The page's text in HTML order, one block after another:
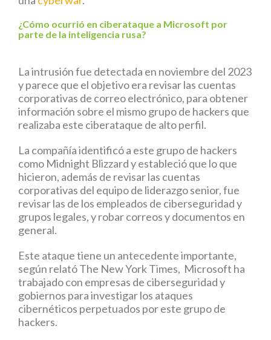
¿Cómo ocurrió en ciberataque a Microsoft por
parte de la inteligencia rusa?
La intrusión fue detectada en noviembre del 2023
y parece que el objetivo era revisar las cuentas
corporativas de correo electrónico, para obtener
información sobre el mismo grupo de hackers que
realizaba este ciberataque de alto perfil.
La compañía identificó a este grupo de hackers
como Midnight Blizzard y estableció que lo que
hicieron, además de revisar las cuentas
corporativas del equipo de liderazgo senior, fue
revisar las de los empleados de ciberseguridad y
grupos legales, y robar correos y documentos en
general.
Este ataque tiene un antecedente importante,
según relató The New York Times, Microsoft ha
trabajado con empresas de ciberseguridad y
gobiernos para investigar los ataques
cibernéticos perpetuados por este grupo de
hackers.